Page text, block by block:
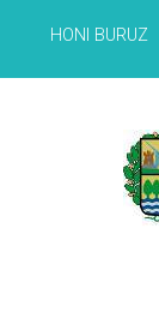
HONI BURUZ